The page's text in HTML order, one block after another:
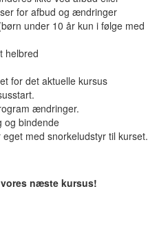
for afbud og ændringer
under 10 år kun i følge med
helbred
for det aktuelle kursus
ændringer.
og bindende
med snorkeludstyr til kurset.
næste kursus!